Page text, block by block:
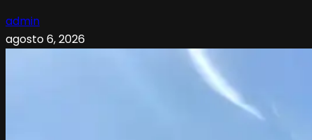
admin
agosto 6, 2026